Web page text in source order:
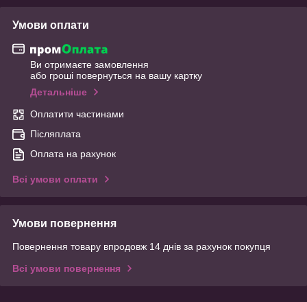
Умови оплати
Ви отримаєте замовлення
або гроші повернуться на вашу картку
Детальніше
Оплатити частинами
Післяплата
Оплата на рахунок
Всі умови оплати
Умови повернення
Повернення товару впродовж 14 днів за рахунок покупця
Всі умови повернення